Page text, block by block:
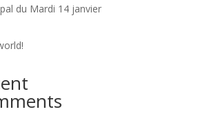
du Mardi 14 janvier